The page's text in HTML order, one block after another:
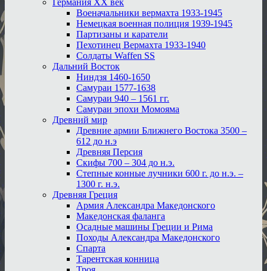
Военачальники вермахта 1933-1945
Немецкая военная полиция 1939-1945
Партизаны и каратели
Пехотинец Вермахта 1933-1940
Солдаты Waffen SS
Дальний Восток
Ниндзя 1460-1650
Самураи 1577-1638
Самураи 940 – 1561 гг.
Самураи эпохи Момояма
Древний мир
Древние армии Ближнего Востока 3500 –
612 до н.э
Древняя Персия
Скифы 700 – 304 до н.э.
Степные конные лучники 600 г. до н.э. –
1300 г. н.э.
Древняя Греция
Армия Александра Македонского
Македонская фаланга
Осадные машины Греции и Рима
Походы Александра Македонского
Спарта
Тарентская конница